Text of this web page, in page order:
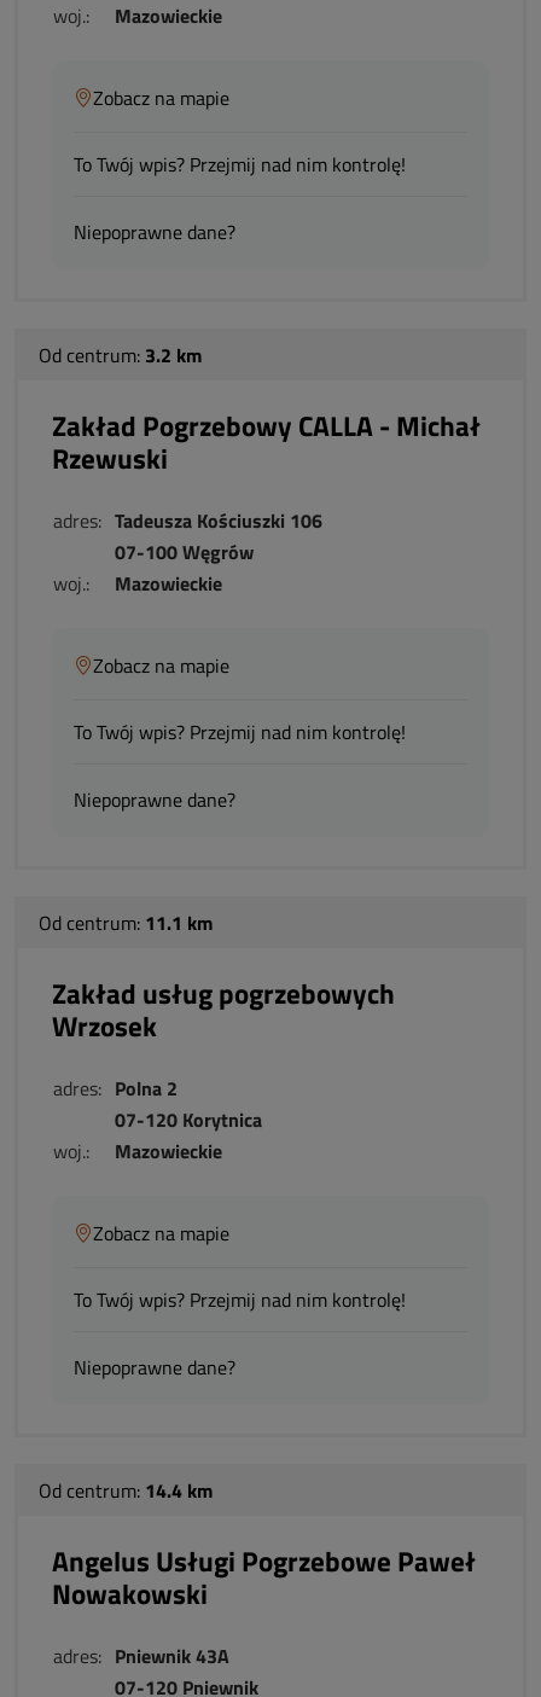
woj.:
Mazowieckie
Zobacz na mapie
To Twój wpis? Przejmij nad nim kontrolę!
Niepoprawne dane?
Od centrum: 3.2 km
Zakład Pogrzebowy CALLA - Michał
Rzewuski
adres: Tadeusza Kościuszki 106
07-100 Węgrów
woj.:
Mazowieckie
Zobacz na mapie
To Twój wpis? Przejmij nad nim kontrolę!
Niepoprawne dane?
Od centrum: 11.1 km
Zakład usług pogrzebowych
Wrzosek
adres: Polna 2
07-120 Korytnica
woj.:
Mazowieckie
Zobacz na mapie
To Twój wpis? Przejmij nad nim kontrolę!
Niepoprawne dane?
Od centrum: 14.4 km
Angelus Usługi Pogrzebowe Paweł
Nowakowski
adres: Pniewnik 43A
07-120 Pniewnik